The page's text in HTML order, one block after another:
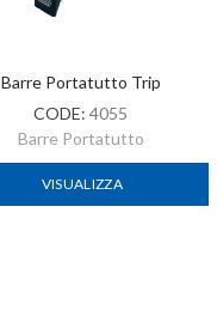
Barre Portatutto Trip
CODE: 4055
Barre Portatutto
VISUALIZZA